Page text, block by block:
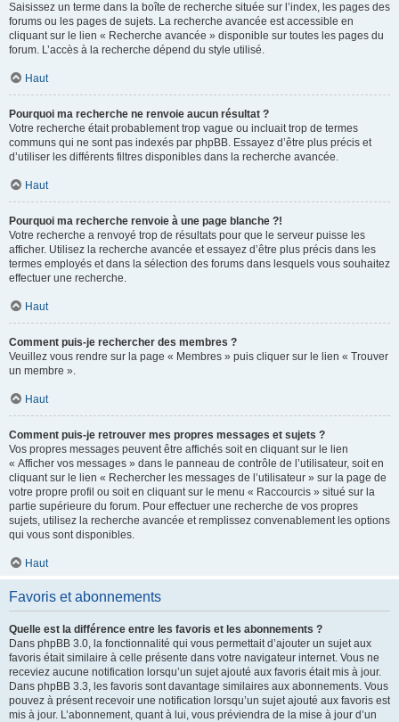
Saisissez un terme dans la boîte de recherche située sur l’index, les pages des
forums ou les pages de sujets. La recherche avancée est accessible en
cliquant sur le lien « Recherche avancée » disponible sur toutes les pages du
forum. L’accès à la recherche dépend du style utilisé.
Haut
Pourquoi ma recherche ne renvoie aucun résultat ?
Votre recherche était probablement trop vague ou incluait trop de termes
communs qui ne sont pas indexés par phpBB. Essayez d’être plus précis et
d’utiliser les différents filtres disponibles dans la recherche avancée.
Haut
Pourquoi ma recherche renvoie à une page blanche ?!
Votre recherche a renvoyé trop de résultats pour que le serveur puisse les
afficher. Utilisez la recherche avancée et essayez d’être plus précis dans les
termes employés et dans la sélection des forums dans lesquels vous souhaitez
effectuer une recherche.
Haut
Comment puis-je rechercher des membres ?
Veuillez vous rendre sur la page « Membres » puis cliquer sur le lien « Trouver
un membre ».
Haut
Comment puis-je retrouver mes propres messages et sujets ?
Vos propres messages peuvent être affichés soit en cliquant sur le lien
« Afficher vos messages » dans le panneau de contrôle de l’utilisateur, soit en
cliquant sur le lien « Rechercher les messages de l’utilisateur » sur la page de
votre propre profil ou soit en cliquant sur le menu « Raccourcis » situé sur la
partie supérieure du forum. Pour effectuer une recherche de vos propres
sujets, utilisez la recherche avancée et remplissez convenablement les options
qui vous sont disponibles.
Haut
Favoris et abonnements
Quelle est la différence entre les favoris et les abonnements ?
Dans phpBB 3.0, la fonctionnalité qui vous permettait d’ajouter un sujet aux
favoris était similaire à celle présente dans votre navigateur internet. Vous ne
receviez aucune notification lorsqu’un sujet ajouté aux favoris était mis à jour.
Dans phpBB 3.3, les favoris sont davantage similaires aux abonnements. Vous
pouvez à présent recevoir une notification lorsqu’un sujet ajouté aux favoris est
mis à jour. L’abonnement, quant à lui, vous préviendra de la mise à jour d’un